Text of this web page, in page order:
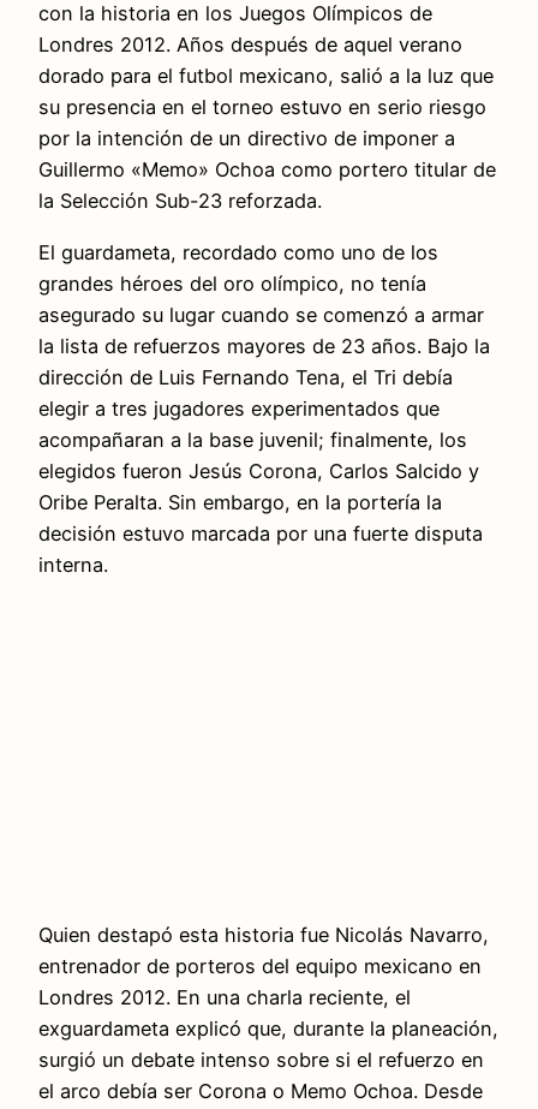
con la historia en los Juegos Olímpicos de
Londres 2012. Años después de aquel verano
dorado para el futbol mexicano, salió a la luz que
su presencia en el torneo estuvo en serio riesgo
por la intención de un directivo de imponer a
Guillermo «Memo» Ochoa como portero titular de
la Selección Sub-23 reforzada.
El guardameta, recordado como uno de los
grandes héroes del oro olímpico, no tenía
asegurado su lugar cuando se comenzó a armar
la lista de refuerzos mayores de 23 años. Bajo la
dirección de Luis Fernando Tena, el Tri debía
elegir a tres jugadores experimentados que
acompañaran a la base juvenil; finalmente, los
elegidos fueron Jesús Corona, Carlos Salcido y
Oribe Peralta. Sin embargo, en la portería la
decisión estuvo marcada por una fuerte disputa
interna.
Quien destapó esta historia fue Nicolás Navarro,
entrenador de porteros del equipo mexicano en
Londres 2012. En una charla reciente, el
exguardameta explicó que, durante la planeación,
surgió un debate intenso sobre si el refuerzo en
el arco debía ser Corona o Memo Ochoa. Desde